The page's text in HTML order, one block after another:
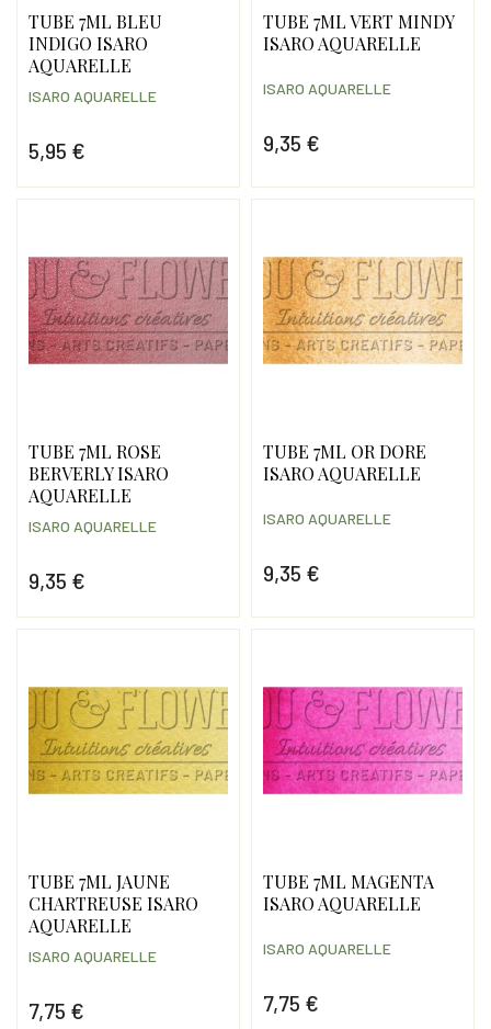
TUBE 7ML BLEU
INDIGO ISARO
AQUARELLE
5,95 €
ISARO AQUARELLE
TUBE 7ML VERT MINDY
ISARO AQUARELLE
9,35 €
ISARO AQUARELLE
TUBE 7ML ROSE
BERVERLY ISARO
AQUARELLE
9,35 €
ISARO AQUARELLE
TUBE 7ML OR DORE
ISARO AQUARELLE
9,35 €
ISARO AQUARELLE
TUBE 7ML JAUNE
CHARTREUSE ISARO
AQUARELLE
7,75 €
ISARO AQUARELLE
TUBE 7ML MAGENTA
ISARO AQUARELLE
7,75 €
ISARO AQUARELLE